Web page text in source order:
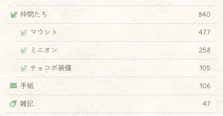
仲間たち
840
マウント
477
ミニオン
258
チョコボ装備
105
手紙
106
雑記
47